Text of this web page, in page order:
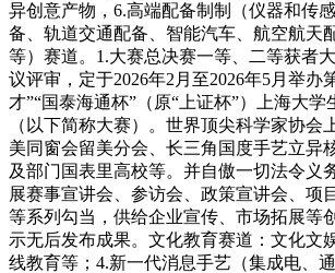
异创意产物，6.高端配备制制（仪器和传
备、轨道交通配备、智能汽车、航空航天
等）赛道。1.大赛总决赛一等、二等获者
议评审，定于2026年2月至2026年5月举办
才”“国泰海通杯”（原“上证杯”）上海大学
（以下简称大赛）。世界顶尖科学家协会
美同窗会留美分会、长三角国度手艺立异
及部门国表里高校等。并自傲一切法令义
展赛事宣讲会、参访会、政策宣讲会、项
等系列勾当，供给企业宣传、市场拓展等
示无后发布成果。文化教育赛道：文化文
线教育等；4.新一代消息手艺（集成电、